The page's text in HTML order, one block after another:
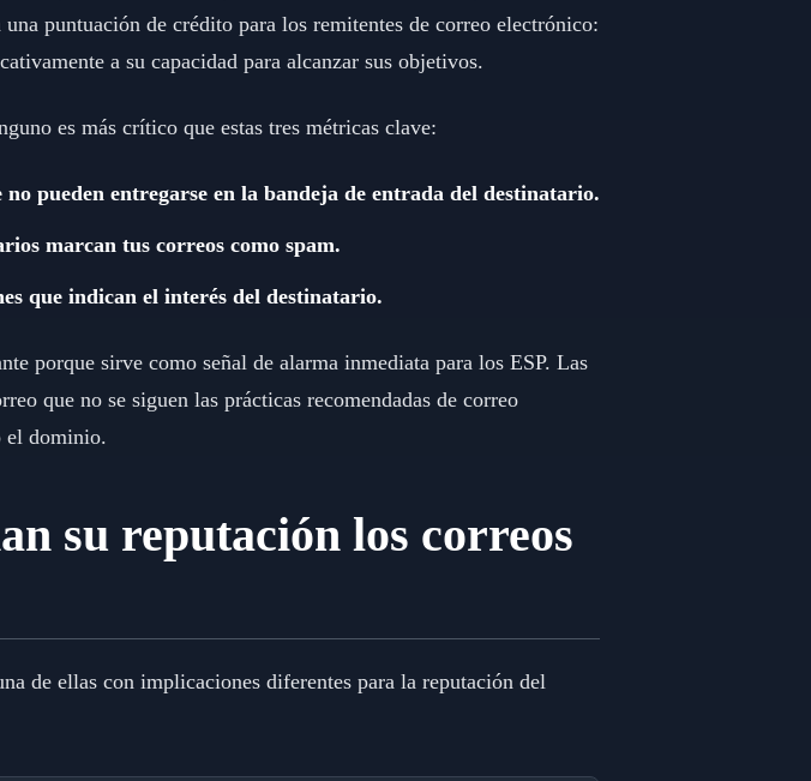
puntuación de crédito para los remitentes de correo electrónico:
a su capacidad para alcanzar sus objetivos.
es más crítico que estas tres métricas clave:
pueden entregarse en la bandeja de entrada del destinatario.
marcan tus correos como spam.
que indican el interés del destinatario.
porque sirve como señal de alarma inmediata para los ESP. Las
que no se siguen las prácticas recomendadas de correo
el dominio.
su reputación los correos
de ellas con implicaciones diferentes para la reputación del